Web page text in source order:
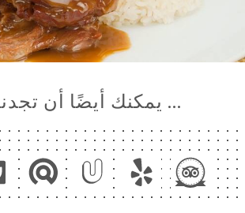
… يمكنك أيضًا أن